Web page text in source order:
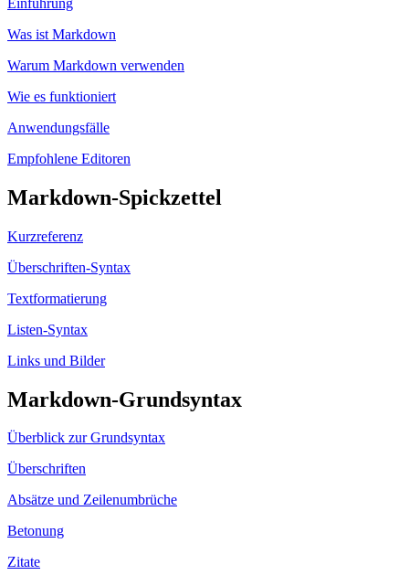
Was ist Markdown
Warum Markdown verwenden
Wie es funktioniert
Anwendungsfälle
Empfohlene Editoren
Markdown-Spickzettel
Kurzreferenz
Überschriften-Syntax
Textformatierung
Listen-Syntax
Links und Bilder
Markdown-Grundsyntax
Überblick zur Grundsyntax
Überschriften
Absätze und Zeilenumbrüche
Betonung
Zitate